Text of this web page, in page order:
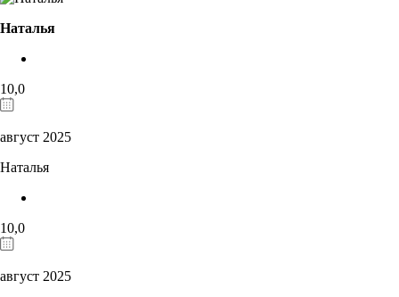
Наталья
10,0
август 2025
Наталья
10,0
август 2025